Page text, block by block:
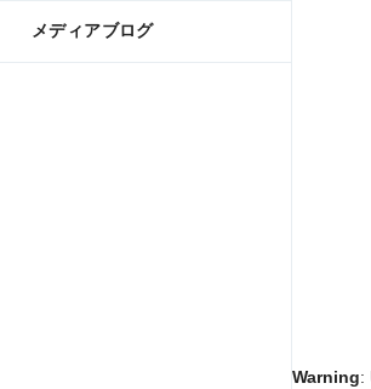
Warning:
メディアブログ